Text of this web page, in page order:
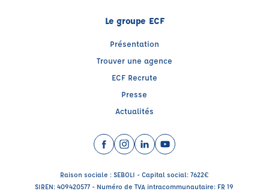
Le groupe ECF
Présentation
Trouver une agence
ECF Recrute
Presse
Actualités
Facebook (nouvelle fenêtre)
Instagram (nouvelle fenêtre)
LinkedIn (nouvelle fenêtre)
YouTube (nouvelle
Raison sociale : SEBOLI - Capital social: 7622€
SIREN: 409420577 - Numéro de TVA intracommunautaire: FR 19